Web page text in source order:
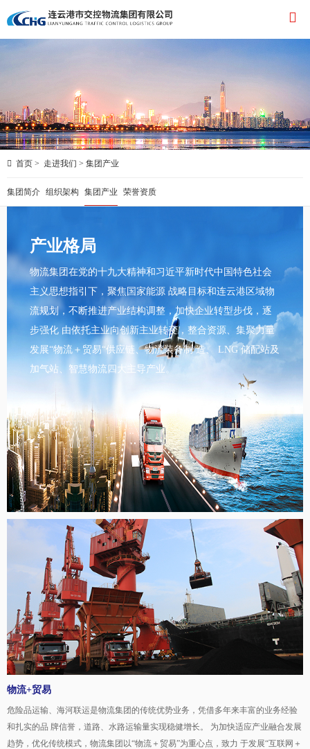

 首页 > 走进我们 > 集团产业
集团简介 组织架构 集团产业 荣誉资质
产业格局
物流集团在党的十九大精神和习近平新时代中国特色社会
主义思想指引下，聚焦国家能源 战略目标和连云港区域物
流规划，不断推进产业结构调整，加快企业转型步伐，逐
步强化 由依托主业向创新主业转变，整合资源、集聚力量
发展“物流＋贸易“供应链、物流装备制 造、 LNG 储配站及
加气站、智慧物流四大主导产业。
物流+贸易
危险品运输、海河联运是物流集团的传统优势业务，凭借多年来丰富的业务经验
和扎实的品 牌信誉，道路、水路运输量实现稳健增长。 为加快适应产业融合发展
趋势，优化传统模式，物流集团以“物流＋贸易”为重心点，致力 于发展“互联网＋